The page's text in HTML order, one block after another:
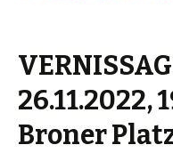
26.11.2022,
Broner